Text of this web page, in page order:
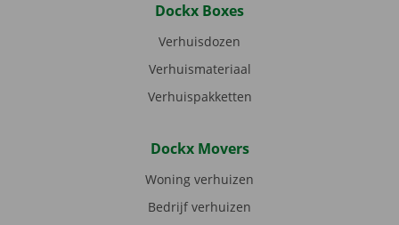
Dockx Boxes
Verhuisdozen
Verhuismateriaal
Verhuispakketten
Dockx Movers
Woning verhuizen
Bedrijf verhuizen